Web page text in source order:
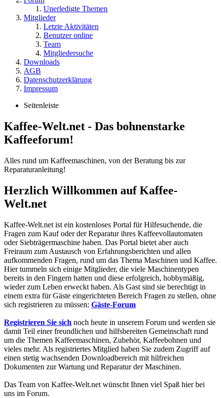
Unerledigte Themen
Mitglieder
Letzte Aktivitäten
Benutzer online
Team
Mitgliedersuche
Downloads
AGB
Datenschutzerklärung
Impressum
Seitenleiste
Kaffee-Welt.net - Das bohnenstarke
Kaffeeforum!
Alles rund um Kaffeemaschinen, von der Beratung bis zur
Reparaturanleitung!
Herzlich Willkommen auf Kaffee-
Welt.net
Kaffee-Welt.net ist ein kostenloses Portal für Hilfesuchende, die
Fragen zum Kauf oder der Reparatur ihres Kaffeevollautomaten
oder Siebträgermaschine haben. Das Portal bietet aber auch
Freiraum zum Austausch von Erfahrungsberichten und allen
aufkommenden Fragen, rund um das Thema Maschinen und Kaffee.
Hier tummeln sich einige Mitglieder, die viele Maschinentypen
bereits in den Fingern hatten und diese erfolgreich, hobbymäßig,
wieder zum Leben erweckt haben. Als Gast sind sie berechtigt in
einem extra für Gäste eingerichteten Bereich Fragen zu stellen, ohne
sich registrieren zu müssen: Gäste-Forum
Registrieren Sie sich noch heute in unserem Forum und werden sie
damit Teil einer freundlichen und hilfsbereiten Gemeinschaft rund
um die Themen Kaffeemaschinen, Zubehör, Kaffeebohnen und
vieles mehr. Als registriertes Mitglied haben Sie zudem Zugriff auf
einen stetig wachsenden Downloadbereich mit hilfreichen
Dokumenten zur Wartung und Reparatur der Maschinen.
Das Team von Kaffee-Welt.net wünscht Ihnen viel Spaß hier bei
uns im Forum.